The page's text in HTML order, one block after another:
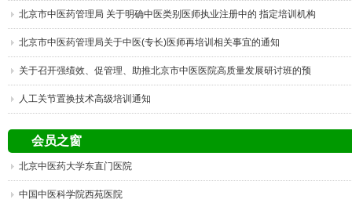
核工作方案的通知
北京市中医药管理局 关于明确中医类别医师执业注册中的 指定培训机构
的通知
北京市中医药管理局关于中医(专长)医师再培训相关事宜的通知
关于召开强绩效、促管理、助推北京市中医医院高质量发展研讨班的预
通知
人工关节置换技术高级培训通知
会员之窗
北京中医药大学东直门医院
中国中医科学院西苑医院